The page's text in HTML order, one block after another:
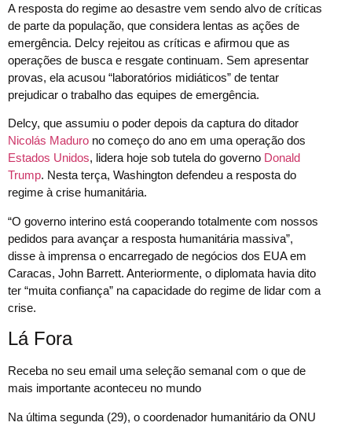
A resposta do regime ao desastre vem sendo alvo de críticas
de parte da população, que considera lentas as ações de
emergência. Delcy rejeitou as críticas e afirmou que as
operações de busca e resgate continuam. Sem apresentar
provas, ela acusou “laboratórios midiáticos” de tentar
prejudicar o trabalho das equipes de emergência.
Delcy, que assumiu o poder depois da captura do ditador
Nicolás Maduro no começo do ano em uma operação dos
Estados Unidos, lidera hoje sob tutela do governo Donald
Trump. Nesta terça, Washington defendeu a resposta do
regime à crise humanitária.
“O governo interino está cooperando totalmente com nossos
pedidos para avançar a resposta humanitária massiva”,
disse à imprensa o encarregado de negócios dos EUA em
Caracas, John Barrett. Anteriormente, o diplomata havia dito
ter “muita confiança” na capacidade do regime de lidar com a
crise.
Lá Fora
Receba no seu email uma seleção semanal com o que de
mais importante aconteceu no mundo
Na última segunda (29), o coordenador humanitário da ONU